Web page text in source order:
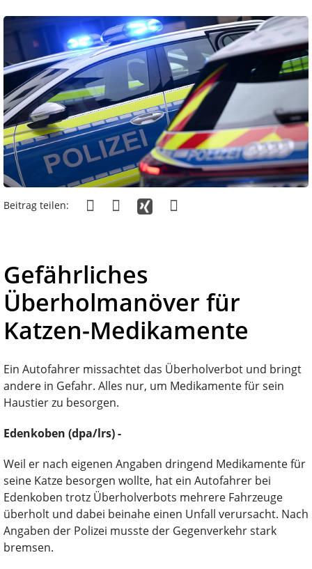
Beitrag teilen:
Gefährliches
Überholmanöver für
Katzen-Medikamente
Ein Autofahrer missachtet das Überholverbot und bringt
andere in Gefahr. Alles nur, um Medikamente für sein
Haustier zu besorgen.
Edenkoben (dpa/lrs) -
Weil er nach eigenen Angaben dringend Medikamente für
seine Katze besorgen wollte, hat ein Autofahrer bei
Edenkoben trotz Überholverbots mehrere Fahrzeuge
überholt und dabei beinahe einen Unfall verursacht. Nach
Angaben der Polizei musste der Gegenverkehr stark
bremsen.